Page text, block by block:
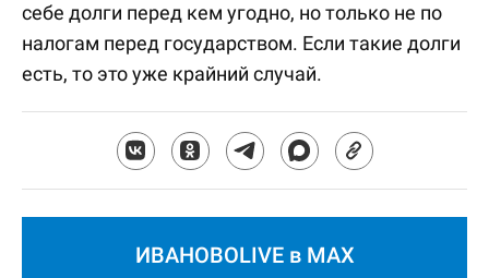
себе долги перед кем угодно, но только не по
налогам перед государством. Если такие долги
есть, то это уже крайний случай.
ИВАНОВОLIVE в MAX